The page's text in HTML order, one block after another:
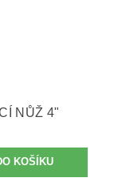
NŮŽ 4"